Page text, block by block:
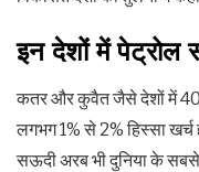
इन देशों में पेट्रोल
कतर और कुवैत जैसे देशों में 40
लगभग 1% से 2% हिस्सा खर्च
सऊदी अरब भी दुनिया के